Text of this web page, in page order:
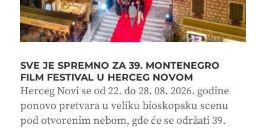
SVE JE SPREMNO ZA 39. MONTENEGRO
FILM FESTIVAL U HERCEG NOVOM
Herceg Novi se od 22. do 28. 08. 2026. godine
ponovo pretvara u veliku bioskopsku scenu
pod otvorenim nebom, gde će se održati 39.